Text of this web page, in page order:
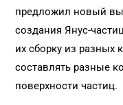
предложил новый
создания Янус-
их сборку из разных
составлять разные
поверхности частиц.